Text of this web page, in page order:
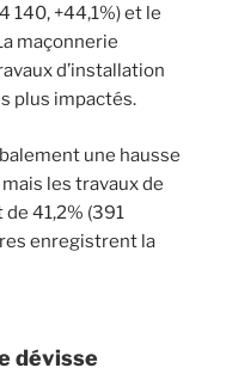
140, +44,1%) et le
maçonnerie
d’installation
plus impactés.
une hausse
les travaux de
41,2% (391
enregistrent la
dévisse